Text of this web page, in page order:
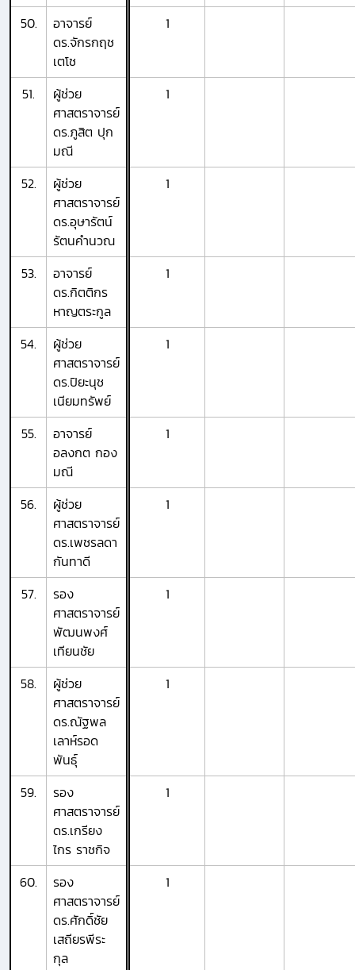
50.
อาจารย์
ดร.จักรกฤช
เตโช
1
51.
ผู้ช่วย
ศาสตราจารย์
ดร.ภูสิต ปุก
มณี
1
52.
ผู้ช่วย
ศาสตราจารย์
ดร.อุษารัตน์
รัตนคำนวณ
1
53.
อาจารย์
ดร.กิตติกร
หาญตระกูล
1
54.
ผู้ช่วย
ศาสตราจารย์
ดร.ปิยะนุช
เนียมทรัพย์
1
55.
อาจารย์
อลงกต กอง
มณี
1
56.
ผู้ช่วย
ศาสตราจารย์
ดร.เพชรลดา
กันทาดี
1
57.
รอง
ศาสตราจารย์
พัฒนพงศ์
เทียนชัย
1
58.
ผู้ช่วย
ศาสตราจารย์
ดร.ณัฐพล
เลาห์รอด
พันธุ์
1
59.
รอง
ศาสตราจารย์
ดร.เกรียง
ไกร ราชกิจ
1
60.
รอง
ศาสตราจารย์
ดร.ศักดิ์ชัย
เสถียรพีระ
กุล
1